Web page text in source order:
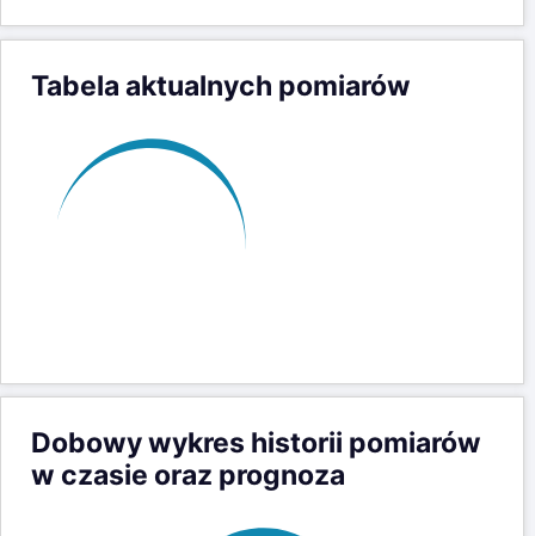
Tabela aktualnych pomiarów
Dobowy wykres historii pomiarów
w czasie oraz prognoza